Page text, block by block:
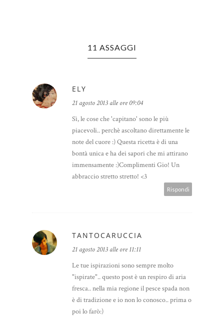
11 ASSAGGI
ELY
21 agosto 2013 alle ore 09:04
Sì, le cose che 'capitano' sono le più
piacevoli.. perchè ascoltano direttamente le
note del cuore :) Questa ricetta è di una
bontà unica e ha dei sapori che mi attirano
immensamente :)Complimenti Gio! Un
abbraccio stretto stretto! <3
Rispondi
TANTOCARUCCIA
21 agosto 2013 alle ore 11:11
Le tue ispirazioni sono sempre molto
"ispirate".. questo post è un respiro di aria
fresca.. nella mia regione il pesce spada non
è di tradizione e io non lo conosco.. prima o
poi lo farò:)